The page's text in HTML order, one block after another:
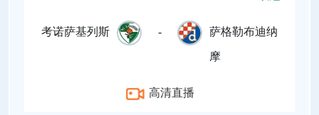
考诺萨基列斯 - 萨格勒布迪纳
摩
高清直播